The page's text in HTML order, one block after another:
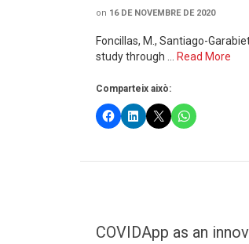
on 16 DE NOVEMBRE DE 2020
Foncillas, M., Santiago-
study through …
Read More
Comparteix això:
COVIDApp as an